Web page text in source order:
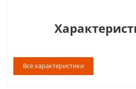
Все характеристики